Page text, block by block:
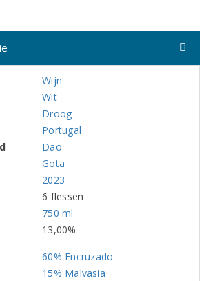
Wijn
Wit
Droog
Portugal
Dão
Gota
2023
6 flessen
750 ml
13,00%
60% Encruzado
15% Malvasia